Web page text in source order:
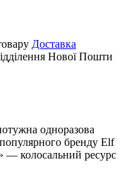
Доставка
Нової Пошти
одноразова
бренду Elf
— колосальний ресурс